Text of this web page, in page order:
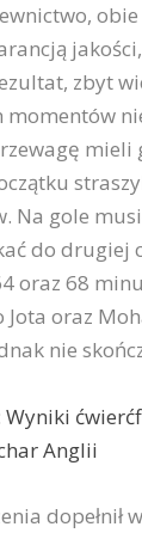
zbyt
mieli
Na gole
do drugiej
oraz 68
oraz
nie
Wyniki
Anglii
dopełnił